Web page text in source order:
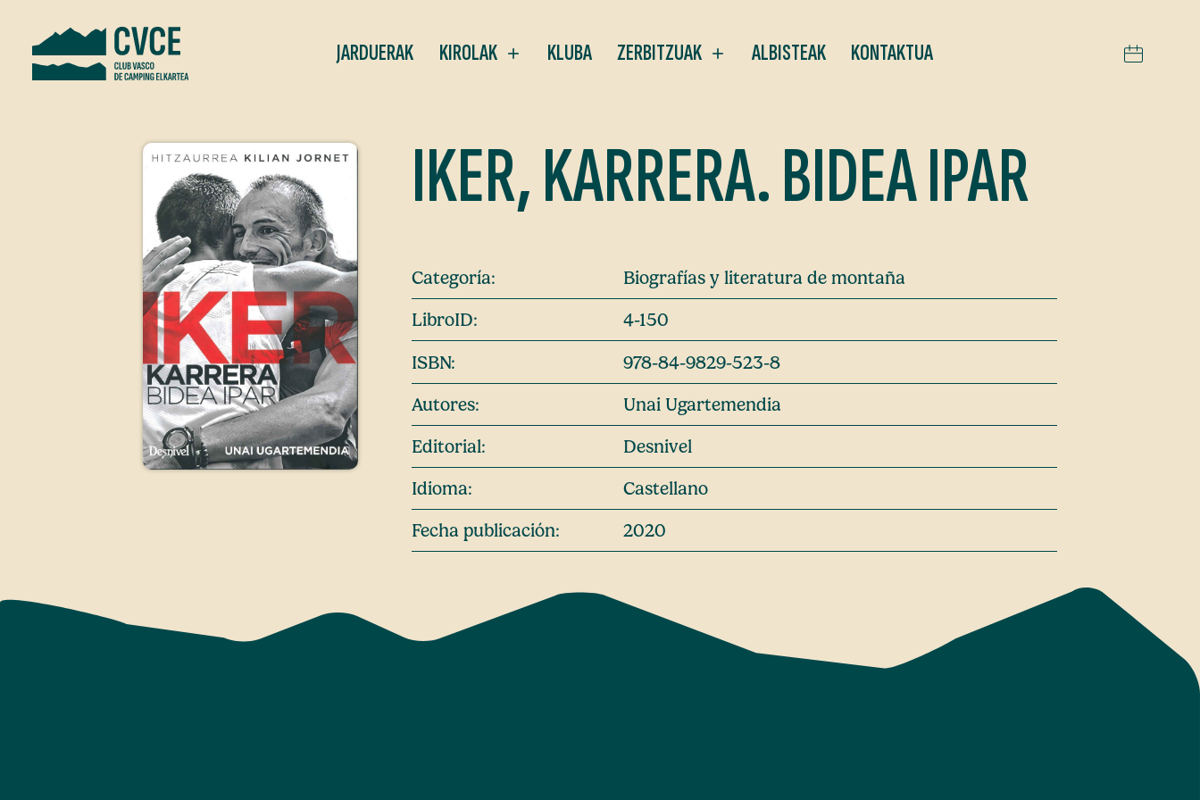
JARDUERAK KIROLAK KLUBA ZERBITZUAK ALBISTEAK KONTAKTUA
IKER, KARRERA. BIDEA IPAR
Categoría:
Biografías y literatura de montaña
LibroID:
4-150
ISBN:
978-84-9829-523-8
Autores:
Unai Ugartemendia
Editorial:
Desnivel
Idioma:
Castellano
Fecha publicación:
2020